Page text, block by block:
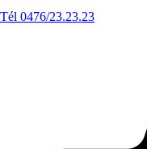
Tél 0476/23.23.23